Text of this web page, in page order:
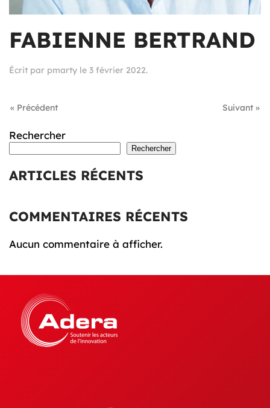
FABIENNE BERTRAND
Écrit par pmarty le 3 février 2022.
« Précédent Suivant »
Rechercher
Rechercher
ARTICLES RÉCENTS
COMMENTAIRES RÉCENTS
Aucun commentaire à afficher.